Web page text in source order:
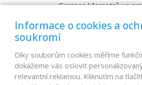
Garance kilometrů ve
Nabídka vozů
Reference
Informace o cookies a
soukromí
Díky souborům cookies měříme
dokážeme vás oslovit
relevantní reklamou. Kliknutím na